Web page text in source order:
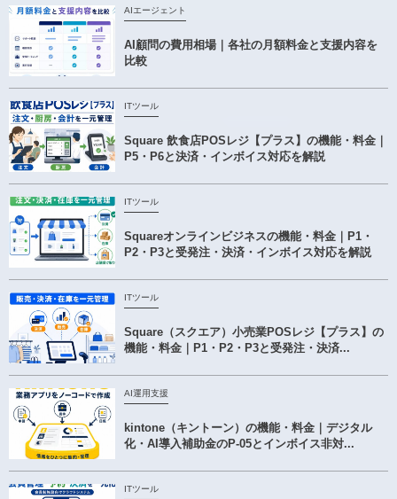
AIエージェント
AI顧問の費用相場｜各社の月額料金と支援内容を
比較
ITツール
Square 飲食店POSレジ【プラス】の機能・料金｜
P5・P6と決済・インボイス対応を解説
ITツール
Squareオンラインビジネスの機能・料金｜P1・
P2・P3と受発注・決済・インボイス対応を解説
ITツール
Square（スクエア）小売業POSレジ【プラス】の
機能・料金｜P1・P2・P3と受発注・決済...
AI運用支援
kintone（キントーン）の機能・料金｜デジタル
化・AI導入補助金のP-05とインボイス非対...
ITツール